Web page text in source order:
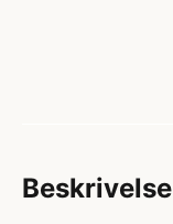
Beskrivelse